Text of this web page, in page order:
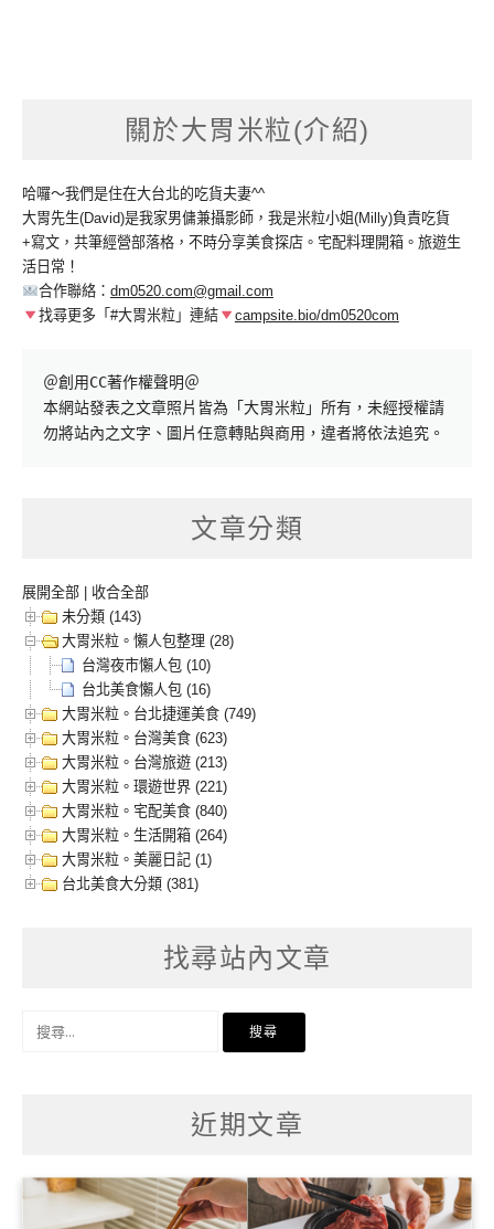
關於大胃米粒(介紹)
哈囉～我們是住在大台北的吃貨夫妻^^
大胃先生(David)是我家男傭兼攝影師，我是米粒小姐(Milly)負責吃貨
+寫文，共筆經營部落格，不時分享美食探店。宅配料理開箱。旅遊生
活日常！
合作聯絡： dm0520.com@gmail.com
找尋更多「#大胃米粒」連結
campsite.bio/dm0520com
＠創用CC著作權聲明＠
本網站發表之文章照片皆為「大胃米粒」所有，未經授權請
勿將站內之文字、圖片任意轉貼與商用，違者將依法追究。
文章分類
展開全部 | 收合全部
未分類 (143)
大胃米粒。懶人包整理 (28)
台灣夜市懶人包 (10)
台北美食懶人包 (16)
大胃米粒。台北捷運美食 (749)
大胃米粒。台灣美食 (623)
大胃米粒。台灣旅遊 (213)
大胃米粒。環遊世界 (221)
大胃米粒。宅配美食 (840)
大胃米粒。生活開箱 (264)
大胃米粒。美麗日記 (1)
台北美食大分類 (381)
找尋站內文章
近期文章